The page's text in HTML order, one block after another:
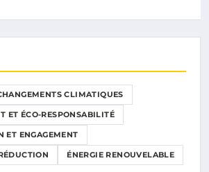
CLIMATIQUES
ET ÉCO-RESPONSABILITÉ
ET ENGAGEMENT
ÉNERGIE RENOUVELABLE